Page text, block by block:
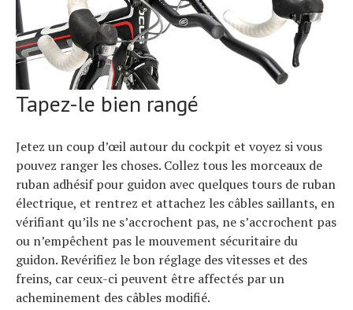
Tapez-le bien rangé
Jetez un coup d’œil autour du cockpit et voyez si vous
pouvez ranger les choses. Collez tous les morceaux de
ruban adhésif pour guidon avec quelques tours de ruban
électrique, et rentrez et attachez les câbles saillants, en
vérifiant qu’ils ne s’accrochent pas, ne s’accrochent pas
ou n’empêchent pas le mouvement sécuritaire du
guidon. Revérifiez le bon réglage des vitesses et des
freins, car ceux-ci peuvent être affectés par un
acheminement des câbles modifié.